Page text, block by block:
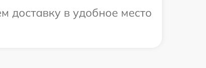
доставку в удобное место